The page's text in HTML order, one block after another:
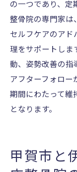
の一つであり、定
整骨院の専門家は
セルフケアのアド
理をサポートしま
動、姿勢改善の指
アフターフォロー
期間にわたって維
となります。
甲賀市と